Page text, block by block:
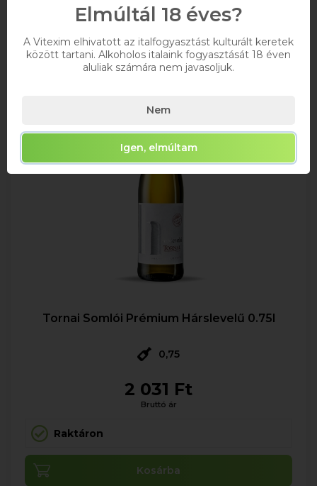
Kosárba
Tornai Somlói Prémium Hárslevelű 0.75l
0,75
2 031 Ft
Bruttó ár
Raktáron
Kosárba
Elmúltál 18 éves?
A Vitexim elhivatott az italfogyasztást kulturált keretek
között tartani. Alkoholos italaink fogyasztását 18 éven
aluliak számára nem javasoljuk.
Nem
Igen, elmúltam